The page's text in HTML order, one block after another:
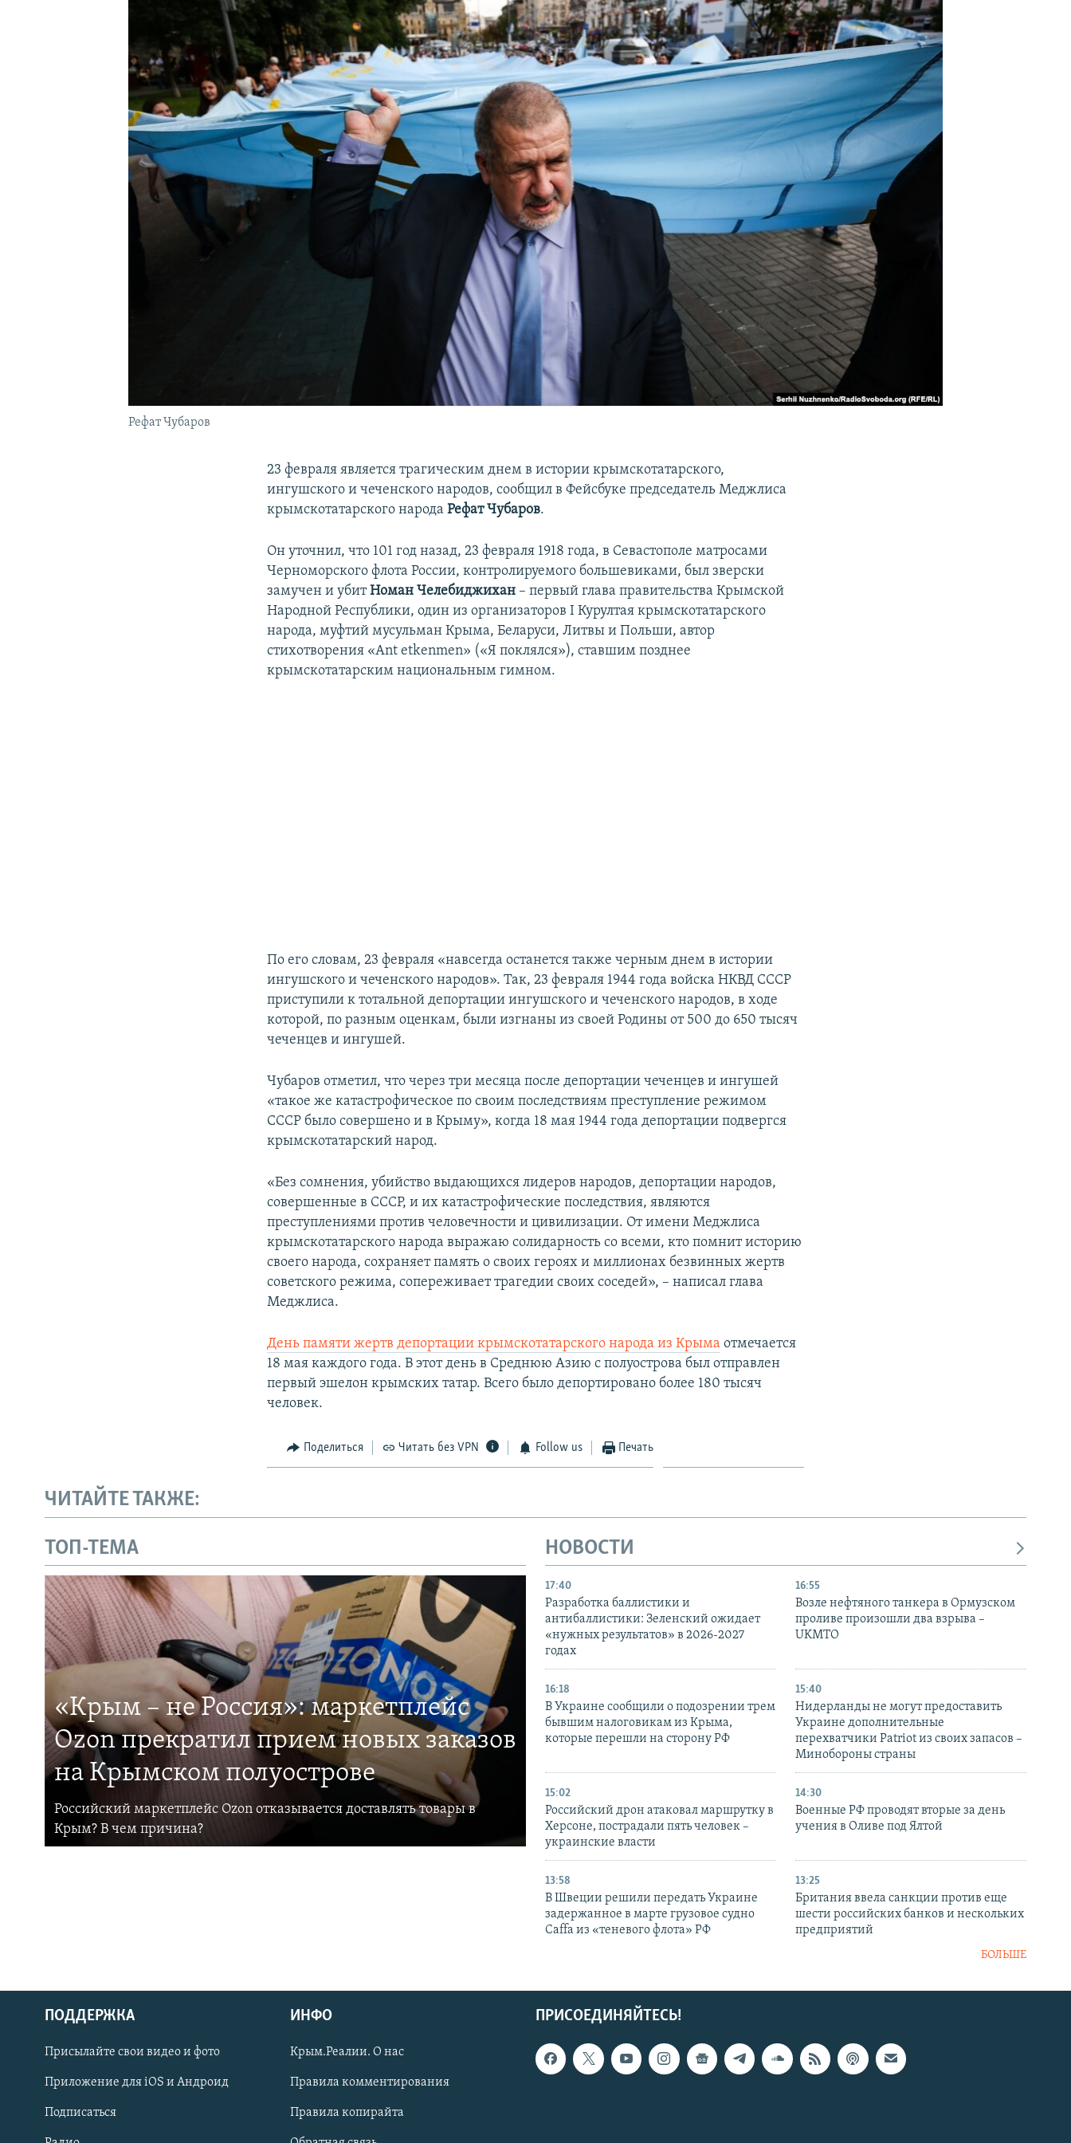
УКРАИНСКАЯ ПРОБЛЕМА КРЫМА
Українською
Qırımtatar
ПРИСОЕДИНЯЙТЕСЬ!
Рефат Чубаров
23 февраля является трагическим днем в истории крымскотатарского,
ингушского и чеченского народов, сообщил в Фейсбуке председатель Меджлиса
крымскотатарского народаРефат Чубаров.
Он уточнил, что 101 год назад, 23 февраля 1918 года, в Севастополе матросами
Черноморского флота России, контролируемого большевиками, был зверски
замучен и убитНоман Челебиджихан – первый глава правительства Крымской
Народной Республики, один из организаторов I Курултая крымскотатарского
народа, муфтий мусульман Крыма, Беларуси, Литвы и Польши, автор
стихотворения «Ant etkenmen» («Я поклялся»), ставшим позднее
крымскотатарским национальным гимном.
По его словам, 23 февраля «навсегда останется также черным днем в истории
ингушского и чеченского народов». Так, 23 февраля 1944 года войска НКВД СССР
приступили к тотальной депортации ингушского и чеченского народов, в ходе
которой, по разным оценкам, были изгнаны из своей Родины от 500 до 650 тысяч
чеченцев и ингушей.
Чубаров отметил, что через три месяца после депортации чеченцев и ингушей
«такое же катастрофическое по своим последствиям преступление режимом
СССР было совершено и в Крыму», когда 18 мая 1944 года депортации подвергся
крымскотатарский народ.
«Без сомнения, убийство выдающихся лидеров народов, депортации народов,
совершенные в СССР, и их катастрофические последствия, являются
преступлениями против человечности и цивилизации. От имени Меджлиса
крымскотатарского народа выражаю солидарность со всеми, кто помнит историю
своего народа, сохраняет память о своих героях и миллионах безвинных жертв
советского режима, сопереживает трагедии своих соседей», – написал глава
Меджлиса.
День памяти жертв депортации крымскотатарского народа из Крыма отмечается
18 мая каждого года. В этот день в Среднюю Азию с полуострова был отправлен
первый эшелон крымских татар. Всего было депортировано более 180 тысяч
человек.
Поделиться Читать без VPN Follow us Печать
ЧИТАЙТЕ ТАКЖЕ:
ТОП-ТЕМА
«Крым – не Россия»: маркетплейс
Ozon прекратил прием новых заказов
на Крымском полуострове
Российский маркетплейс Ozon отказывается доставлять товары в
Крым? В чем причина?
НОВОСТИ
17:40
Разработка баллистики и
антибаллистики: Зеленский ожидает
«нужных результатов» в 2026-2027
годах
16:55
Возле нефтяного танкера в Ормузском
проливе произошли два взрыва –
UKMTO
16:18
В Украине сообщили о подозрении трем
бывшим налоговикам из Крыма,
которые перешли на сторону РФ
15:40
Нидерланды не могут предоставить
Украине дополнительные
перехватчики Patriot из своих запасов –
Минобороны страны
15:02
Российский дрон атаковал маршрутку в
Херсоне, пострадали пять человек –
украинские власти
14:30
Военные РФ проводят вторые за день
учения в Оливе под Ялтой
13:58
В Швеции решили передать Украине
задержанное в марте грузовое судно
Caffa из «теневого флота» РФ
13:25
Британия ввела санкции против еще
шести российских банков и нескольких
предприятий
БОЛЬШЕ
ПРИСОЕДИНЯЙТЕСЬ!
ПОДДЕРЖКА
Присылайте свои видео и фото
Приложение для iOS и Андроид
Подписаться
ИНФО
Крым.Реалии. О нас
Правила комментирования
Правила копирайта